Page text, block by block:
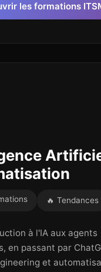
les formations
🔥 Tendances
à l'IA aux agents
en passant par
et